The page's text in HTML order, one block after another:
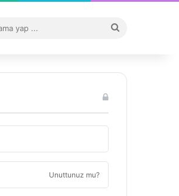
...
Unuttunuz mu?